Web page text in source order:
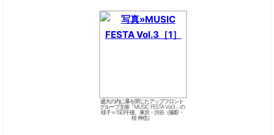
盛大の内に幕を閉じたアップフロント
グループ主催「MUSIC FESTA Vol.3」の
様子＝15日午後、東京・渋谷（撮影・
桂 伸也）